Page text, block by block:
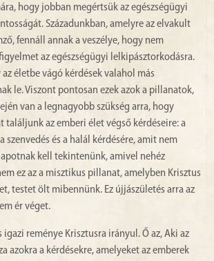
hogy jobban megértsük az egészségügyi
Századunkban, amelyre az elvakult
fennáll annak a veszélye, hogy nem
az egészségügyi lelkipásztorkodásra.
életbe vágó kérdések valahol más
le. Viszont pontosan ezek azok a pillanatok,
van a legnagyobb szükség arra, hogy
találjunk az emberi élet végső kérdéseire: a
szenvedés és a halál kérdésére, amit nem
kell tekintenünk, amivel nehéz
ez az a misztikus pillanat, amelyben Krisztus
testet ölt mibennünk. Ez újjászületés arra az
ér véget.
igazi reménye Krisztusra irányul. Ő az, Aki az
azokra a kérdésekre, amelyeket az emberek